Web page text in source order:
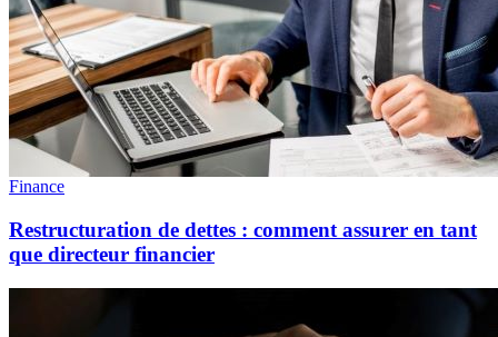
Finance
Restructuration de dettes : comment assurer en tant
que directeur financier